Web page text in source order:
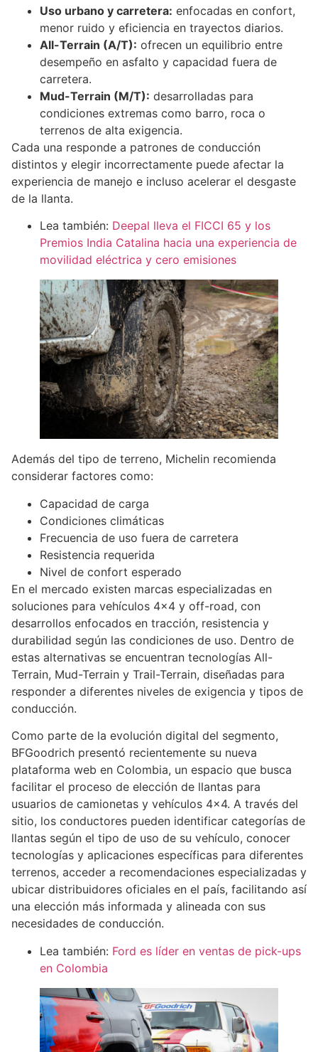
Uso urbano y carretera: enfocadas en confort,
menor ruido y eficiencia en trayectos diarios.
All-Terrain (A/T): ofrecen un equilibrio entre
desempeño en asfalto y capacidad fuera de
carretera.
Mud-Terrain (M/T): desarrolladas para
condiciones extremas como barro, roca o
terrenos de alta exigencia.
Cada una responde a patrones de conducción
distintos y elegir incorrectamente puede afectar la
experiencia de manejo e incluso acelerar el desgaste
de la llanta.
Lea también: Deepal lleva el FICCI 65 y los
Premios India Catalina hacia una experiencia de
movilidad eléctrica y cero emisiones
Además del tipo de terreno, Michelin recomienda
considerar factores como:
Capacidad de carga
Condiciones climáticas
Frecuencia de uso fuera de carretera
Resistencia requerida
Nivel de confort esperado
En el mercado existen marcas especializadas en
soluciones para vehículos 4×4 y off-road, con
desarrollos enfocados en tracción, resistencia y
durabilidad según las condiciones de uso. Dentro de
estas alternativas se encuentran tecnologías All-
Terrain, Mud-Terrain y Trail-Terrain, diseñadas para
responder a diferentes niveles de exigencia y tipos de
conducción.
Como parte de la evolución digital del segmento,
BFGoodrich presentó recientemente su nueva
plataforma web en Colombia, un espacio que busca
facilitar el proceso de elección de llantas para
usuarios de camionetas y vehículos 4×4. A través del
sitio, los conductores pueden identificar categorías de
llantas según el tipo de uso de su vehículo, conocer
tecnologías y aplicaciones específicas para diferentes
terrenos, acceder a recomendaciones especializadas y
ubicar distribuidores oficiales en el país, facilitando así
una elección más informada y alineada con sus
necesidades de conducción.
Lea también: Ford es líder en ventas de pick-ups
en Colombia